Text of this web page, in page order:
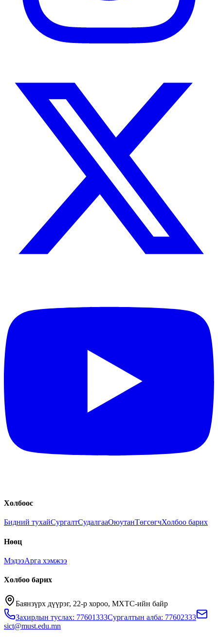
Холбоос
Бидний тухайСургалтСудалгааОюутанТөгсөгчХолбоо барих
Нөөц
МэдээАрга хэмжээ
Холбоо барих
Баянзүрх дүүрэг, 22-р хороо, МХТС-ийн байр
Захирлын туслах: 77601333Сургалтын алба: 77602333
sict@must.edu.mn